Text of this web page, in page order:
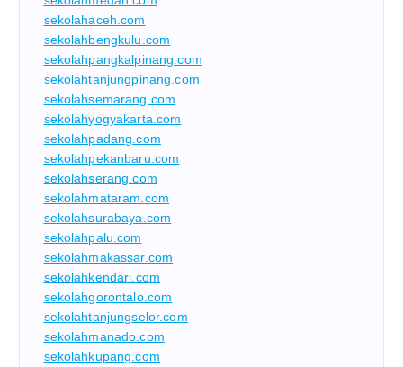
sekolahaceh.com
sekolahbengkulu.com
sekolahpangkalpinang.com
sekolahtanjungpinang.com
sekolahsemarang.com
sekolahyogyakarta.com
sekolahpadang.com
sekolahpekanbaru.com
sekolahserang.com
sekolahmataram.com
sekolahsurabaya.com
sekolahpalu.com
sekolahmakassar.com
sekolahkendari.com
sekolahgorontalo.com
sekolahtanjungselor.com
sekolahmanado.com
sekolahkupang.com